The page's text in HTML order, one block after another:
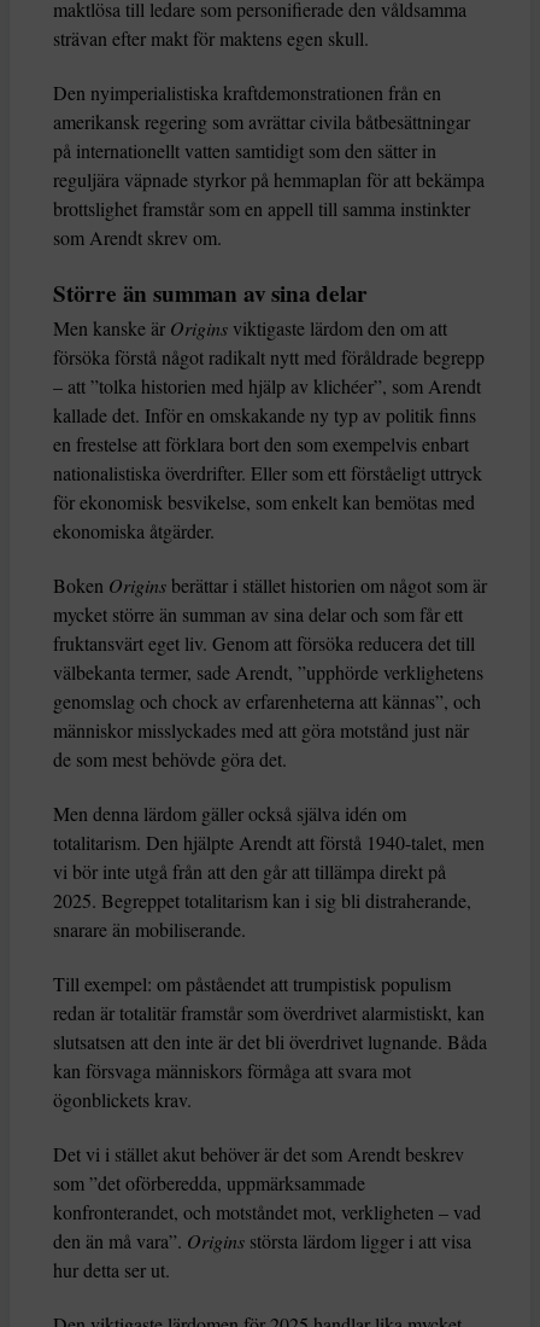
maktlösa till ledare som personifierade den våldsamma
strävan efter makt för maktens egen skull.
Den nyimperialistiska kraftdemonstrationen från en
amerikansk regering som avrättar civila båtbesättningar
på internationellt vatten samtidigt som den sätter in
reguljära väpnade styrkor på hemmaplan för att bekämpa
brottslighet framstår som en appell till samma instinkter
som Arendt skrev om.
Större än summan av sina delar
Men kanske är Origins viktigaste lärdom den om att
försöka förstå något radikalt nytt med föråldrade begrepp
– att ”tolka historien med hjälp av klichéer”, som Arendt
kallade det. Inför en omskakande ny typ av politik finns
en frestelse att förklara bort den som exempelvis enbart
nationalistiska överdrifter. Eller som ett förståeligt uttryck
för ekonomisk besvikelse, som enkelt kan bemötas med
ekonomiska åtgärder.
Boken Originsberättar i stället historien om något som är
mycket större än summan av sina delar och som får ett
fruktansvärt eget liv. Genom att försöka reducera det till
välbekanta termer, sade Arendt, ”upphörde verklighetens
genomslag och chock av erfarenheterna att kännas”, och
människor misslyckades med att göra motstånd just när
de som mest behövde göra det.
Men denna lärdom gäller också själva idén om
totalitarism. Den hjälpte Arendt att förstå 1940-talet, men
vi bör inte utgå från att den går att tillämpa direkt på
2025. Begreppet totalitarism kan i sig bli distraherande,
snarare än mobiliserande.
Till exempel: om påståendet att trumpistisk populism
redan är totalitär framstår som överdrivet alarmistiskt, kan
slutsatsen att den inte är det bli överdrivet lugnande. Båda
kan försvaga människors förmåga att svara mot
ögonblickets krav.
Det vi i stället akut behöver är det som Arendt beskrev
som ”det oförberedda, uppmärksammade
konfronterandet, och motståndet mot, verkligheten – vad
den än må vara”. Origins största lärdom ligger i att visa
hur detta ser ut.